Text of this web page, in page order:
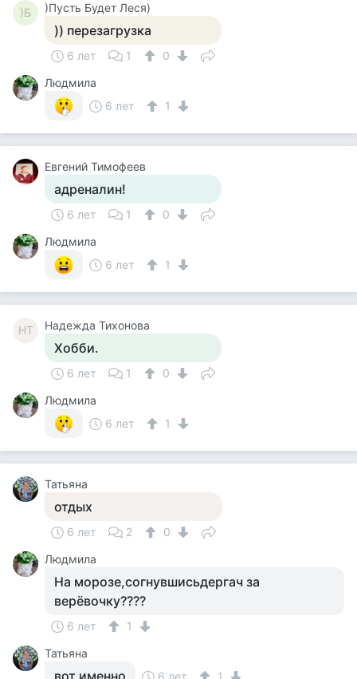
)Б )Пусть Будет Леся)
)) перезагрузка
6 лет 1
0
Людмила
6 лет
1
Евгений Тимофеев
адреналин!
6 лет 1
0
Людмила
6 лет
1
НТ Надежда Тихонова
Хобби.
6 лет 1
0
Людмила
6 лет
1
Татьяна
отдых
6 лет 2
0
Людмила
На морозе,согнувшисьдергач за
верёвочку????
6 лет
1
Татьяна
вот именно 6 лет 1